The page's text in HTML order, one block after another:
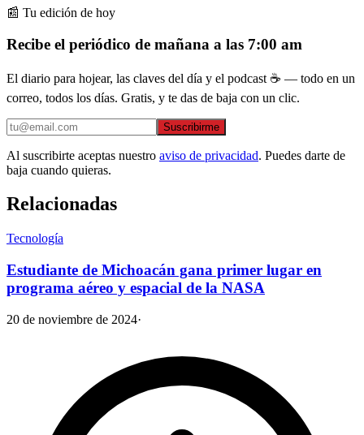
📰 Tu edición de hoy
Recibe el periódico de mañana a las 7:00 am
El diario para hojear, las claves del día y el podcast ☕ — todo en un
correo, todos los días. Gratis, y te das de baja con un clic.
Suscribirme
Al suscribirte aceptas nuestro aviso de privacidad. Puedes darte de
baja cuando quieras.
Relacionadas
Tecnología
Estudiante de Michoacán gana primer lugar en
programa aéreo y espacial de la NASA
20 de noviembre de 2024·